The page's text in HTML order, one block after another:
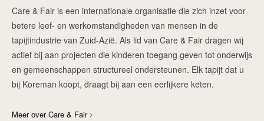
Care & Fair is een internationale organisatie die zich inzet voor
betere leef- en werkomstandigheden van mensen in de
tapijtindustrie van Zuid-Azië. Als lid van Care & Fair dragen wij
actief bij aan projecten die kinderen toegang geven tot onderwijs
en gemeenschappen structureel ondersteunen. Elk tapijt dat u
bij Koreman koopt, draagt bij aan een eerlijkere keten.
Meer over Care & Fair